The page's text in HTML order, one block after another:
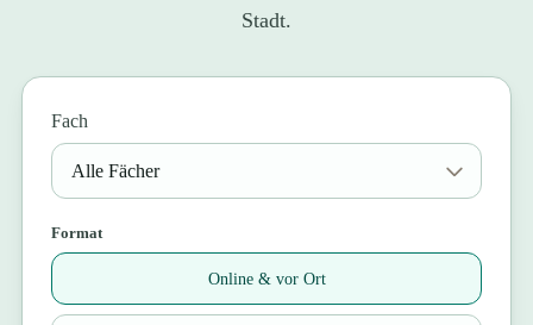
Stadt.
Fach
Format
Online & vor Ort